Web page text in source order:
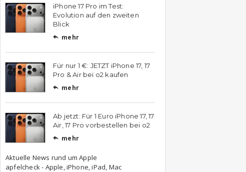
iPhone 17 Pro im Test:
Evolution auf den zweiten
Blick
 mehr
Für nur 1 €: JETZT iPhone 17, 17
Pro & Air bei o2 kaufen
 mehr
Ab jetzt: Für 1 Euro iPhone 17, 17
Air, 17 Pro vorbestellen bei o2
 mehr
Aktuelle News rund um Apple
apfelcheck - Apple, iPhone, iPad, Mac